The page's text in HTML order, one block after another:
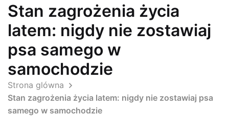
Stan zagrożenia życia
latem: nigdy nie zostawiaj
psa samego w
samochodzie
Strona glówna
Stan zagrożenia życia latem: nigdy nie zostawiaj psa
samego w samochodzie